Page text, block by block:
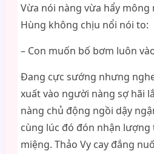
Vừa nói nàng vừa hẩy mông
Hùng không chịu nổi nói to:
– Con muốn bố bơm luôn
Đang cực sướng nhưng
xuất vào người nàng sợ hãi
nàng chủ động ngồi dậy
cùng lúc đó đón nhận lượng
miệng. Thảo Vy cay đắng